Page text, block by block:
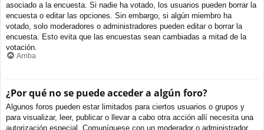
asociado a la encuesta. Si nadie ha votado, los usuarios pueden borrar la
encuesta o editar las opciones. Sin embargo, si algún miembro ha
votado, solo moderadores o administradores pueden editar o borrar la
encuesta. Esto evita que las encuestas sean cambiadas a mitad de la
votación.
Arriba
¿Por qué no se puede acceder a algún foro?
Algunos foros pueden estar limitados para ciertos usuarios o grupos y
para visualizar, leer, publicar o llevar a cabo otra acción allí necesita una
autorización especial. Comuníquese con un moderador o administrador